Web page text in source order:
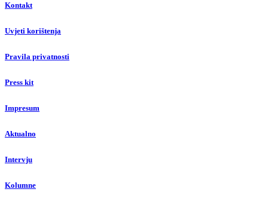
Kontakt
Uvjeti korištenja
Pravila privatnosti
Press kit
Impresum
Aktualno
Intervju
Kolumne